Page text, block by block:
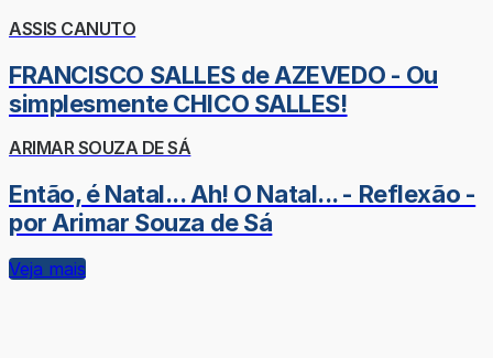
ASSIS CANUTO
FRANCISCO SALLES de AZEVEDO - Ou
simplesmente CHICO SALLES!
ARIMAR SOUZA DE SÁ
Então, é Natal... Ah! O Natal... - Reflexão -
por Arimar Souza de Sá
Veja mais